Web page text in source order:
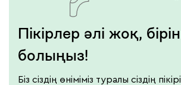
Пікірлер әлі жоқ,
болыңыз!
Біз сіздің өніміміз туралы сіздің